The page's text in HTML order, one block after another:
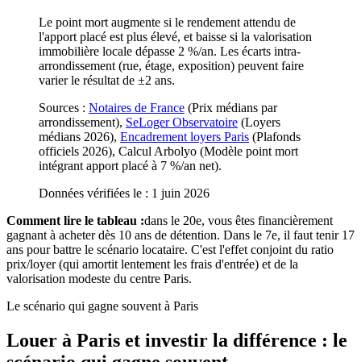
Le point mort augmente si le rendement attendu de
l'apport placé est plus élevé, et baisse si la valorisation
immobilière locale dépasse 2 %/an. Les écarts intra-
arrondissement (rue, étage, exposition) peuvent faire
varier le résultat de ±2 ans.
Sources : Notaires de France (Prix médians par
arrondissement), SeLoger Observatoire (Loyers
médians 2026), Encadrement loyers Paris (Plafonds
officiels 2026), Calcul Arbolyo (Modèle point mort
intégrant apport placé à 7 %/an net).
Données vérifiées le : 1 juin 2026
Comment lire le tableau :dans le 20e, vous êtes financièrement
gagnant à acheter dès 10 ans de détention. Dans le 7e, il faut tenir 17
ans pour battre le scénario locataire. C'est l'effet conjoint du ratio
prix/loyer (qui amortit lentement les frais d'entrée) et de la
valorisation modeste du centre Paris.
Le scénario qui gagne souvent à Paris
Louer à Paris et investir la différence : le